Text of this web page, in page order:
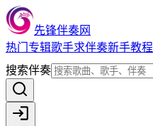
先锋伴奏网
热门 专辑歌手求伴奏新手教程
搜索伴奏